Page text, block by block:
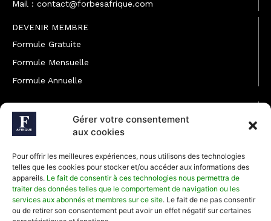
Gérer votre consentement
aux cookies
Pour offrir les meilleures expériences, nous utilisons des technologies
telles que les cookies pour stocker et/ou accéder aux informations des
appareils. Le fait de consentir à ces technologies nous permettra de
traiter des données telles que le comportement de navigation ou les
services aux abonnés et membres sur ce site. Le fait de ne pas consentir
ou de retirer son consentement peut avoir un effet négatif sur certaines
Mail : contact@forbesafrique.com
DEVENIR MEMBRE
Formule Gratuite
Formule Mensuelle
Formule Annuelle
JOINDRE L'ÉQUIPE
Rédaction
Développement commercial
Communiquer avec Forbes Afrique
Média Kit 2026